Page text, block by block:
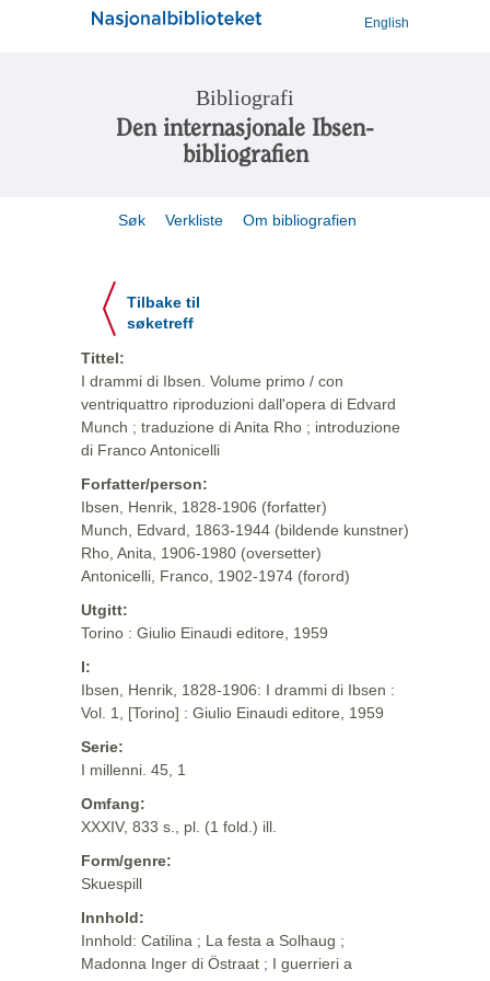
English
Bibliografi
Den internasjonale Ibsen-
bibliografien
Søk Verkliste Om bibliografien
Tilbake til
søketreff
Tittel:
I drammi di Ibsen. Volume primo / con
ventriquattro riproduzioni dall'opera di Edvard
Munch ; traduzione di Anita Rho ; introduzione
di Franco Antonicelli
Forfatter/person:
Ibsen, Henrik, 1828-1906 (forfatter)
Munch, Edvard, 1863-1944 (bildende kunstner)
Rho, Anita, 1906-1980 (oversetter)
Antonicelli, Franco, 1902-1974 (forord)
Utgitt:
Torino : Giulio Einaudi editore, 1959
I:
Ibsen, Henrik, 1828-1906: I drammi di Ibsen :
Vol. 1, [Torino] : Giulio Einaudi editore, 1959
Serie:
I millenni. 45, 1
Omfang:
XXXIV, 833 s., pl. (1 fold.) ill.
Form/genre:
Skuespill
Innhold:
Innhold: Catilina ; La festa a Solhaug ;
Madonna Inger di Östraat ; I guerrieri a